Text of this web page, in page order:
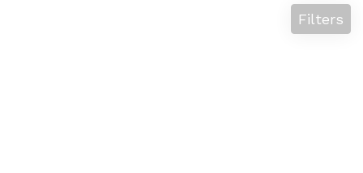
Filters